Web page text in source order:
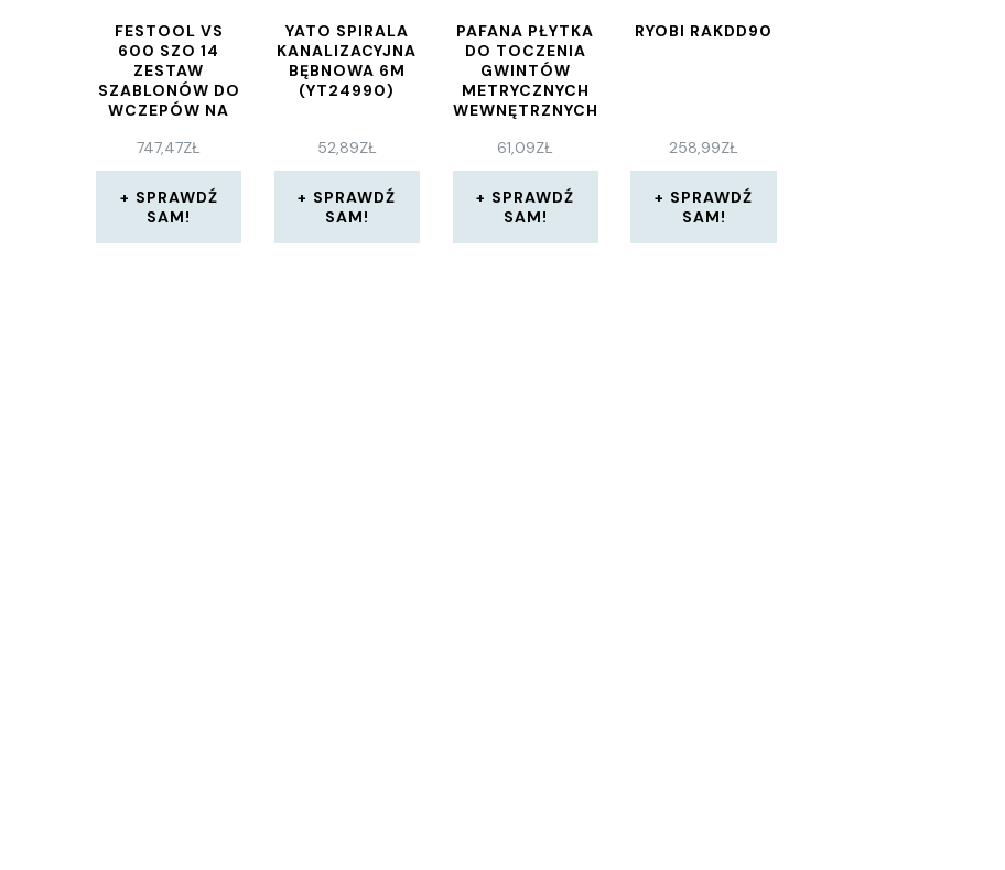
FESTOOL VS
600 SZO 14
ZESTAW
SZABLONÓW DO
WCZEPÓW NA
OGON 491152
747,47ZŁ
SPRAWDŹ
SAM!
YATO SPIRALA
KANALIZACYJNA
BĘBNOWA 6M
(YT24990)
52,89ZŁ
SPRAWDŹ
SAM!
PAFANA PŁYTKA
DO TOCZENIA
GWINTÓW
METRYCZNYCH
WEWNĘTRZNYCH
1.75 ISO VTX
2IR175ISOVTX
61,09ZŁ
SPRAWDŹ
SAM!
RYOBI RAKDD90
258,99ZŁ
SPRAWDŹ
SAM!